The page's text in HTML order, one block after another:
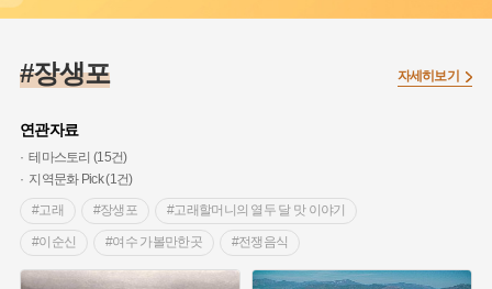
#염전 #종로구 #의병활동
#성곽
#설화 #조선 시대 사회
#온라인 생활사박물관
#여성독립운동가 #지역의 오래된 가게 #부산
#임시의정원 #김마리아 #고구마
#고구려 #여성 독립운동가 #경기도설화 #독립운동가
#장생포
연관자료
테마스토리 (15건)
지역문화 Pick (1건)
#고래
#장생포 #고래할머니의 열두 달 맛 이야기
#이순신 #여수 가볼만한곳 #전쟁음식
#울산 향토음식 #고래고기 #소금 #울산
자세히보기